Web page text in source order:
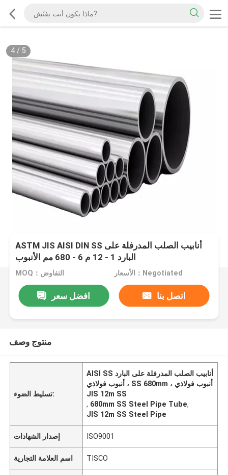
4/ 5
ASTM JIS AISI DIN SS أنابيب الصلب المدرفلة على
البارد 1 - 12 م 6 - 680 مم الأنبوب
MOQ：التفاوض الأسعار：Negotiated
افضل سعر اتصل بنا
منتوج وصف
تسليط الضوء:
AISI SS أنابيب الصلب المدرفلة على البارد
، أنبوب فولاذي SS 680mm ، أنبوب فولاذي
JIS 12m SS
, 680mm SS Steel Pipe Tube,
JIS 12m SS Steel Pipe
إصدار الشهادات ISO9001
اسم العلامة التجارية TISCO